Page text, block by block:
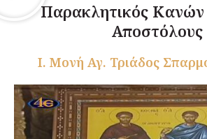
Παρακλητικός Κανών
Αποστόλους
Ι. Μονή Αγ. Τριάδος